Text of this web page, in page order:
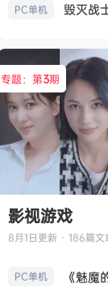
PC单机
专题：第3期
影视游戏
8月1日更新 · 186篇文
PC单机 《魅